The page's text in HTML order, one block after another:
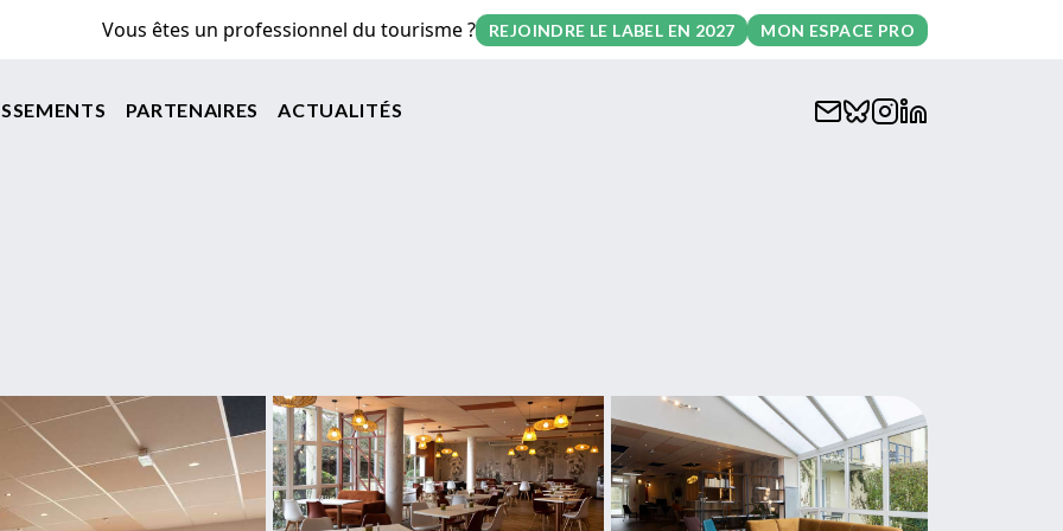
Vous êtes un professionnel du tourisme ? REJOINDRE LE LABEL EN 2027 MON ESPACE PRO
principale
PARTENAIRES ACTUALITÉS